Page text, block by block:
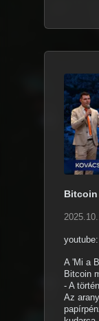
youtube:
A 'Mi a
Bitcoin
- A
Az